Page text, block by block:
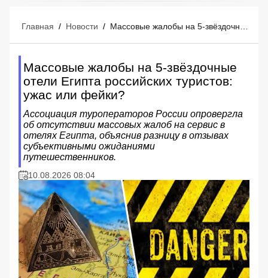
Главная / Новости /
Массовые жалобы на 5-звёздочные
отели Египта российских туристов:
ужас или фейки?
Ассоциация туроператоров России опровергла
об отсутствии массовых жалоб на сервис в
отелях Египта, объяснив разницу в отзывах
субъективными ожиданиями
путешественников.
10.08.2026 08:04